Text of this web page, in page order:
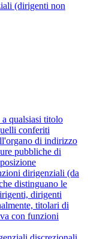
(dirigenti non
qualsiasi titolo
conferiti
di indirizzo
pubbliche di
dirigenziali (da
distinguano le
dirigenti
titolari di
con funzioni